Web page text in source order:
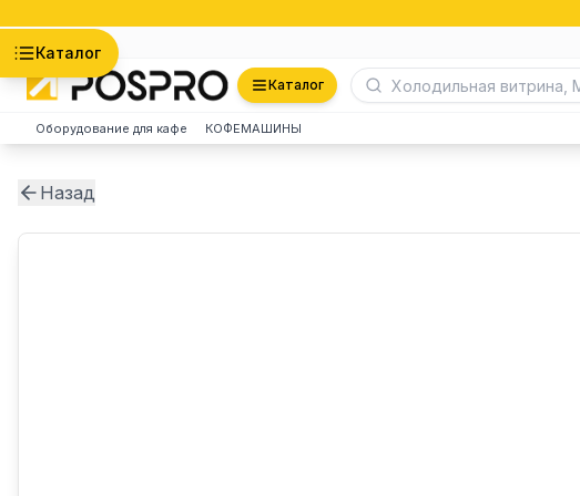
Каталог
Каталог
Оборудование для кафе КОФЕМАШИНЫ
Назад